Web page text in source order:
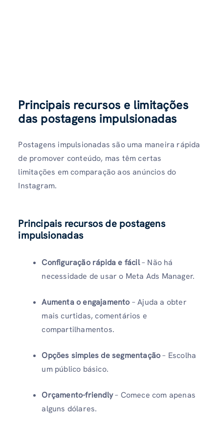
Principais recursos e limitações
das postagens impulsionadas
Postagens impulsionadas são uma maneira rápida
de promover conteúdo, mas têm certas
limitações em comparação aos anúncios do
Instagram.
Principais recursos de postagens
impulsionadas
Configuração rápida e fácil– Não há
necessidade de usar o Meta Ads Manager.
Aumenta o engajamento – Ajuda a obter
mais curtidas, comentários e
compartilhamentos.
Opções simples de segmentação– Escolha
um público básico.
Orçamento-friendly– Comece com apenas
alguns dólares.